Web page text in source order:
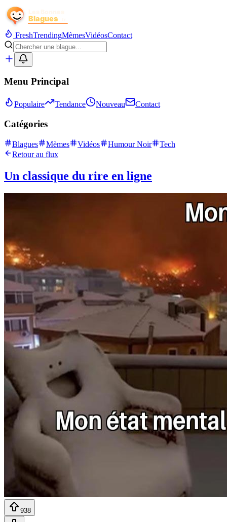
FreshTrendingMèmesVidéosContact
Menu Principal
Populaire Tendance Nouveau Contact
Catégories
Blagues Mèmes Vidéos Humour Noir
Tech
Retour au flux
Un classique du rire en ligne
938